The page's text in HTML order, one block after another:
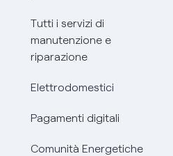
Tutti i servizi di
manutenzione e
riparazione
Elettrodomestici
Pagamenti digitali
Comunità Energetiche